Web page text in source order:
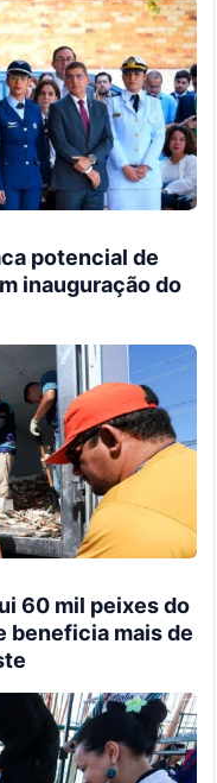
potencial de
inauguração do
60 mil peixes do
beneficia mais de